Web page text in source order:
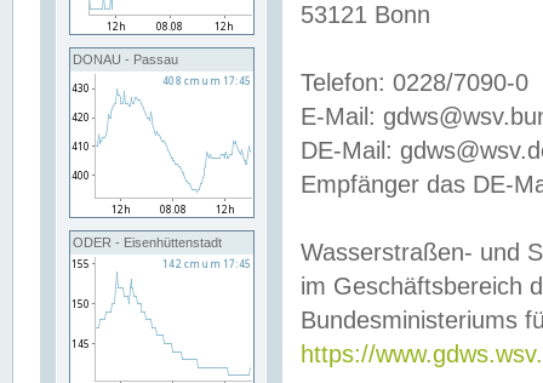
DONAU - Passau
ODER - Eisenhüttenstadt
53121 Bonn
Telefon: 0228/7090-0
E-Mail:
DE-Mail:
Empfänger das DE-
Wasserstraßen- und
im Geschäftsbereich
Bundesministeriums
https://